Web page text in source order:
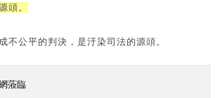
頭。
不公平的判決，是汙染司法的源頭。
蒞臨